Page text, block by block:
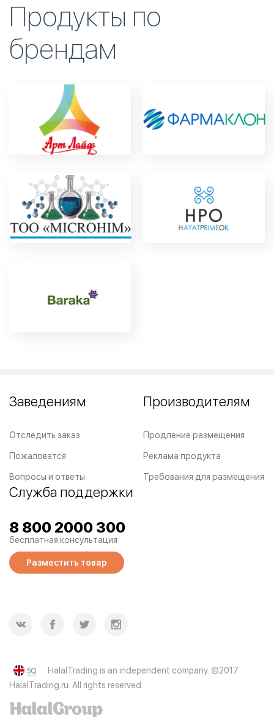
Продукты по
брендам
Заведениям
Отследить заказ
Пожаловатся
Вопросы и ответы
Производителям
Продление размещения
Реклама продукта
Требования для размещения
Служба поддержки
8 800 2000 300
бесплатная консультация
Разместить товар
SQ
HalalTrading is an independent company. ©2017
HalalTrading.ru. All rights reserved.